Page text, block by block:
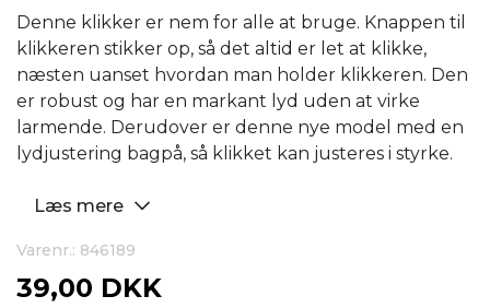
Denne klikker er nem for alle at bruge. Knappen til
klikkeren stikker op, så det altid er let at klikke,
næsten uanset hvordan man holder klikkeren. Den
er robust og har en markant lyd uden at virke
larmende. Derudover er denne nye model med en
lydjustering bagpå, så klikket kan justeres i styrke.
Læs mere
Varenr.: 846189
39,00 DKK